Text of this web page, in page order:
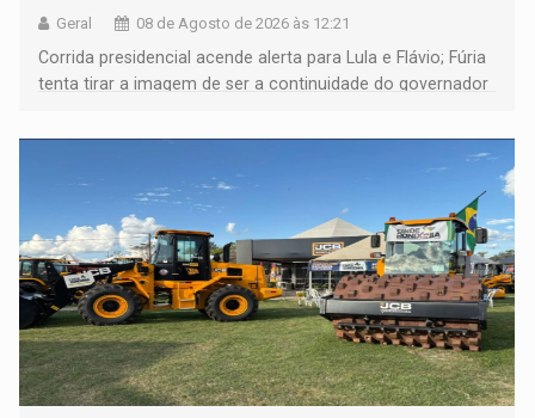
Geral 08 de Agosto de 2026 às 12:21
Corrida presidencial acende alerta para Lula e Flávio; Fúria
tenta tirar a imagem de ser a continuidade do governador
não ter entrado no modo eleição; ABAV faz evento em